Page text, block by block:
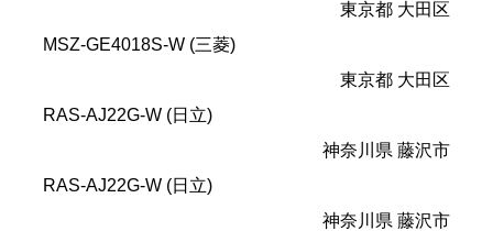
東京都 大田区
MSZ-GE4018S-W (三菱)
東京都 大田区
RAS-AJ22G-W (日立)
神奈川県 藤沢市
RAS-AJ22G-W (日立)
神奈川県 藤沢市